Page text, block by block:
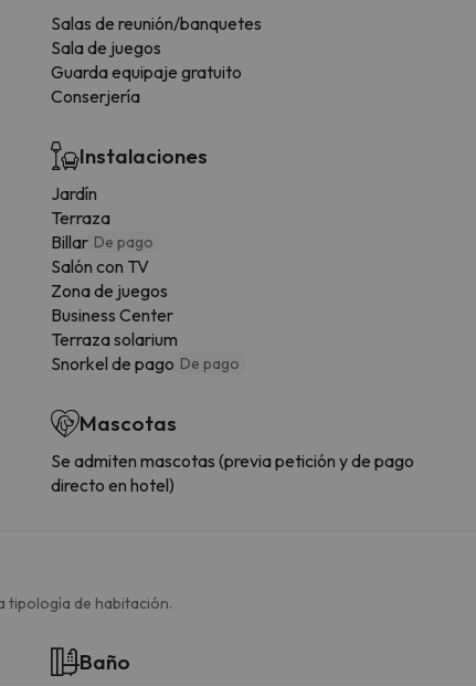
Salas de reunión/banquetes
Sala de juegos
Guarda equipaje gratuito
Conserjería
Instalaciones
Jardín
Terraza
Billar De pago
Salón con TV
Zona de juegos
Business Center
Terraza solarium
Snorkel de pago De pago
Mascotas
Se admiten mascotas (previa petición y de pago
directo en hotel)
tipología de habitación.
Baño